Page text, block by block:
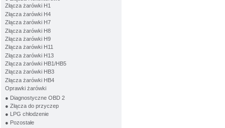
Złącza żarówki H1
Złącza żarówki H4
Złącza żarówki H7
Złącza żarówki H8
Złącza żarówki H9
Złącza żarówki H11
Złącza żarówki H13
Złącza żarówki HB1/HB5
Złącza żarówki HB3
Złącza żarówki HB4
Oprawki żarówki
● Diagnostyczne OBD 2
● Złącza do przyczep
● LPG chłodzenie
● Pozostałe